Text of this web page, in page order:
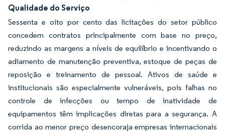
Qualidade do Serviço
Sessenta e oito por cento das licitações do setor público
concedem contratos principalmente com base no preço,
reduzindo as margens a níveis de equilíbrio e incentivando o
adiamento de manutenção preventiva, estoque de peças de
reposição e treinamento de pessoal. Ativos de saúde e
institucionais são especialmente vulneráveis, pois falhas no
controle de infecções ou tempo de inatividade de
equipamentos têm implicações diretas para a segurança. A
corrida ao menor preço desencoraja empresas internacionais